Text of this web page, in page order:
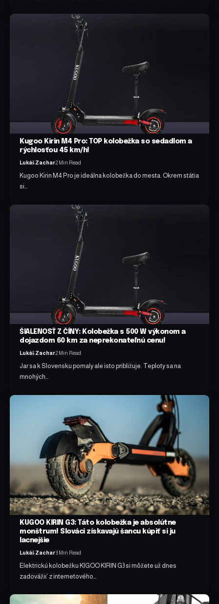
Kugoo Kirin M4 Pro: TOP kolobežka so sedadlom a
rýchlosťou 45 km/h!
Lukáš Zachar2 Min Read
Kugoo Kirin M4 Pro je ideálna kolobežka do mesta. Okrem státia
si…
ŠIALENOSŤ Z ČÍNY: Kolobežka s 500 W výkonom a
dojazdom 60 km za neprekonateľnú cenu!
Lukáš Zachar2 Min Read
Jar sa k Slovensku pomaly ale isto približuje. Teploty sa na
mnohých…
KUGOO KIRIN G3: Táto kolobežka je absolútne
monštrum! Slováci získavajú šancu kúpiť si ju
lacnejšie
Lukáš Zachar3 Min Read
Elektrickú kolobežku KIGOO KIRIN G3 si môžete už dnes
zadovážiť z internetového…